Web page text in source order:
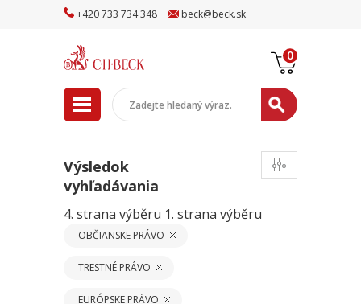
+420733 734348 beck@beck.sk
0
Výsledok
vyhľadávania
4. strana výběru 1. strana výběru
OBČIANSKE PRÁVO
TRESTNÉ PRÁVO
EURÓPSKE PRÁVO